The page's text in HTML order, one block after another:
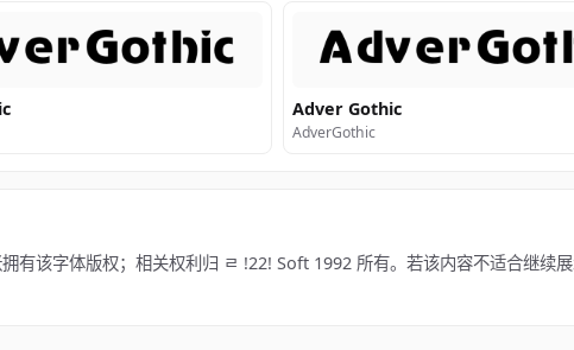
Adver Gothic
AdverGothic
该字体版权；相关权利归 ﾩ !22! Soft 1992 所有。若该内容不适合继续展